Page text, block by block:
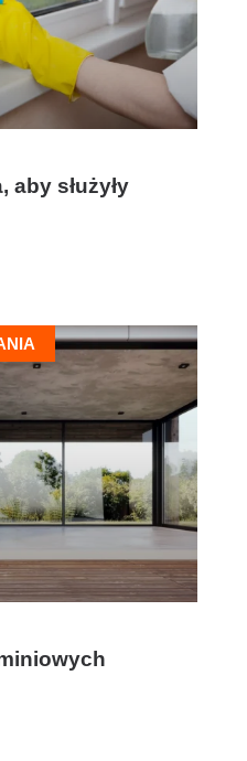
aby służyły